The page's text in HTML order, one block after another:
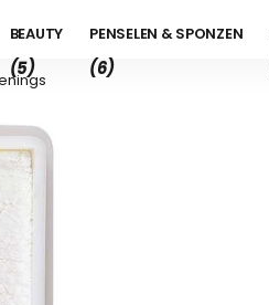
BEAUTY
(5)
PENSELEN & SPONZEN
(6)